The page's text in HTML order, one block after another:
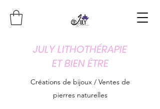
JULY LITHOTHÉRAPIE
ET BIEN ÊTRE
Créations de bijoux / Ventes de
pierres naturelles